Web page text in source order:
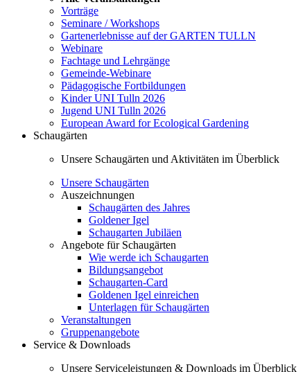
Vorträge
Seminare / Workshops
Gartenerlebnisse auf der GARTEN TULLN
Webinare
Fachtage und Lehrgänge
Gemeinde-Webinare
Pädagogische Fortbildungen
Kinder UNI Tulln 2026
Jugend UNI Tulln 2026
European Award for Ecological Gardening
Schaugärten
Unsere Schaugärten und Aktivitäten im Überblick
Unsere Schaugärten
Auszeichnungen
Schaugärten des Jahres
Goldener Igel
Schaugarten Jubiläen
Angebote für Schaugärten
Wie werde ich Schaugarten
Bildungsangebot
Schaugarten-Card
Goldenen Igel einreichen
Unterlagen für Schaugärten
Veranstaltungen
Gruppenangebote
Service & Downloads
Unsere Serviceleistungen & Downloads im Überblick